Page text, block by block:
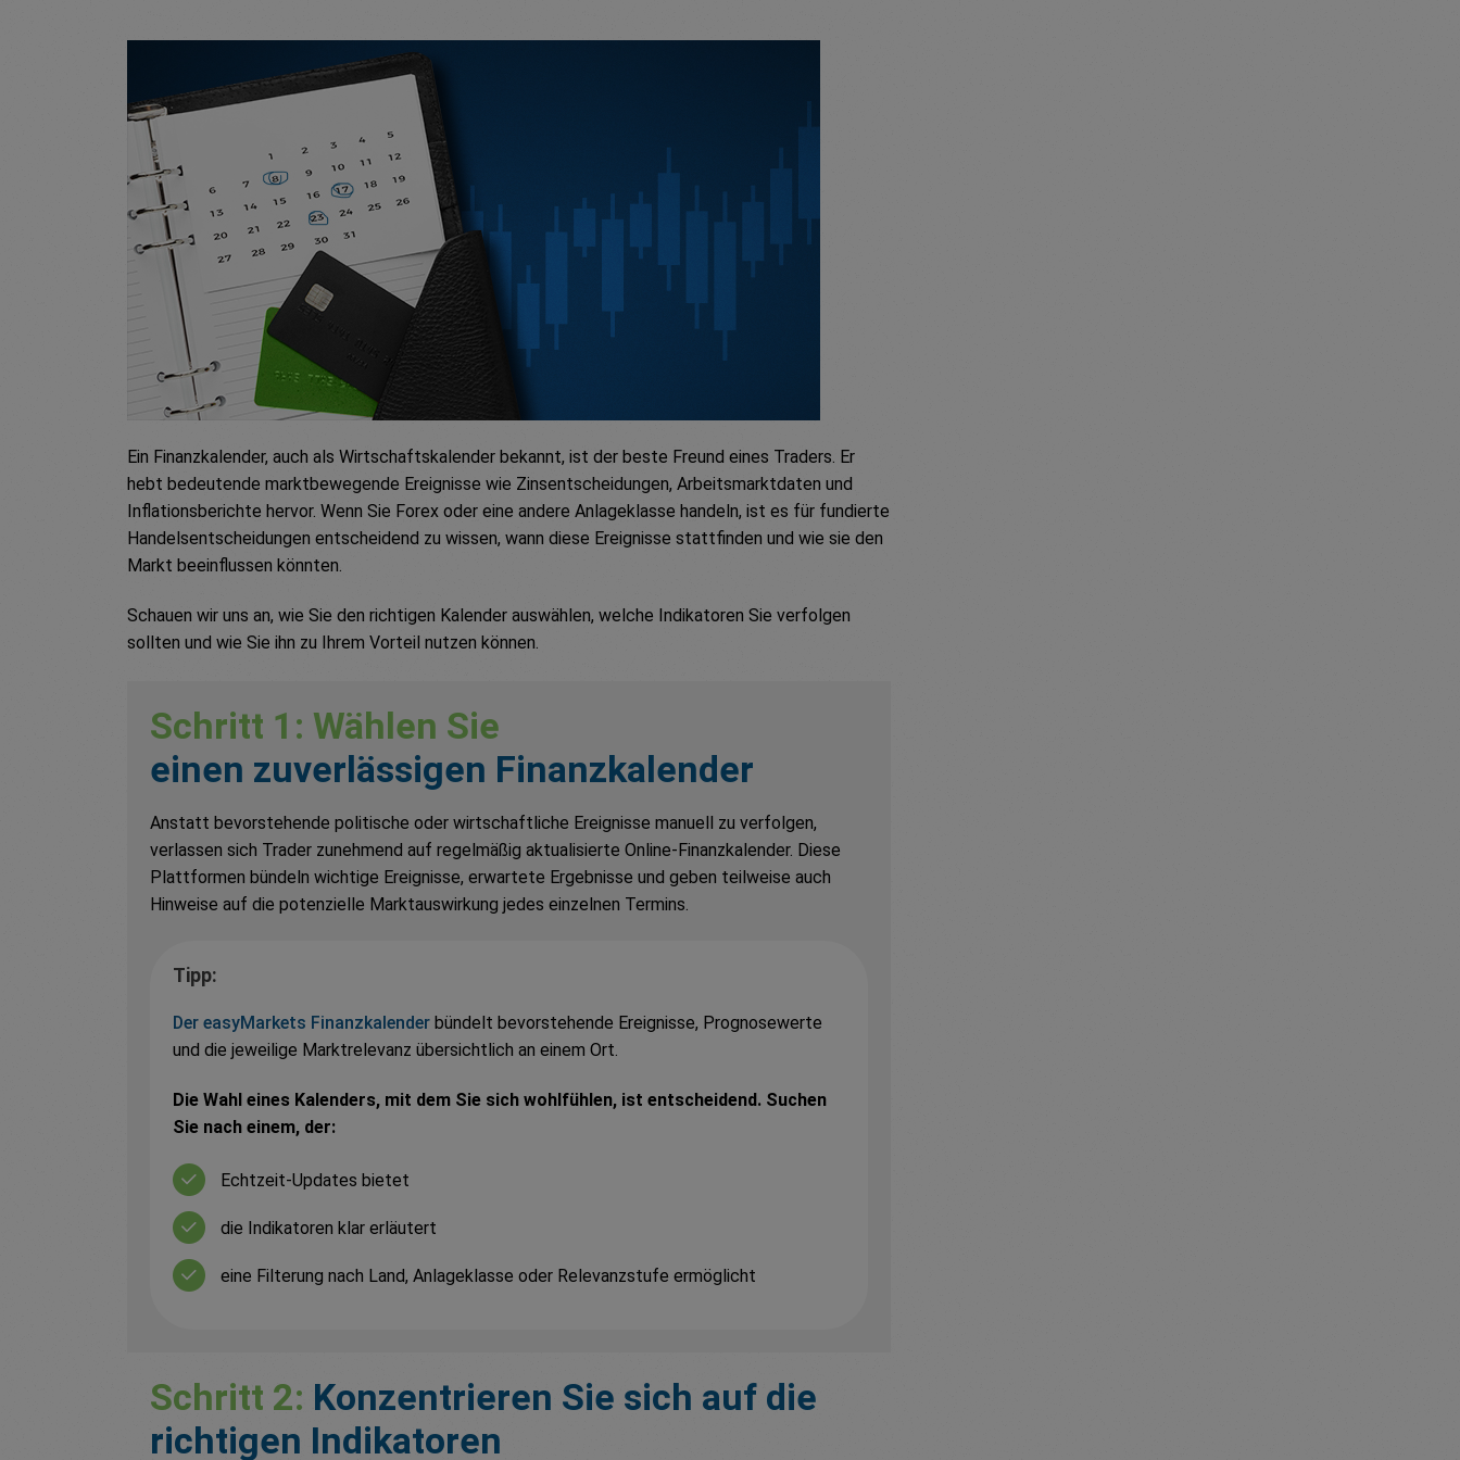
Ein Finanzkalender, auch als Wirtschaftskalender bekannt, ist der beste Freund eines Traders. Er
hebt bedeutende marktbewegende Ereignisse wie Zinsentscheidungen, Arbeitsmarktdaten und
Inflationsberichte hervor. Wenn Sie Forex oder eine andere Anlageklasse handeln, ist es für fundierte
Handelsentscheidungen entscheidend zu wissen, wann diese Ereignisse stattfinden und wie sie den
Markt beeinflussen könnten.
Schauen wir uns an, wie Sie den richtigen Kalender auswählen, welche Indikatoren Sie verfolgen
sollten und wie Sie ihn zu Ihrem Vorteil nutzen können.
Schritt 1: Wählen Sie
einen zuverlässigen Finanzkalender
Anstatt bevorstehende politische oder wirtschaftliche Ereignisse manuell zu verfolgen,
verlassen sich Trader zunehmend auf regelmäßig aktualisierte Online-Finanzkalender. Diese
Plattformen bündeln wichtige Ereignisse, erwartete Ergebnisse und geben teilweise auch
Hinweise auf die potenzielle Marktauswirkung jedes einzelnen Termins.
Tipp:
Der easyMarkets Finanzkalender bündelt bevorstehende Ereignisse, Prognosewerte
und die jeweilige Marktrelevanz übersichtlich an einem Ort.
Die Wahl eines Kalenders, mit dem Sie sich wohlfühlen, ist entscheidend. Suchen
Sie nach einem, der:
Echtzeit-Updates bietet
die Indikatoren klar erläutert
eine Filterung nach Land, Anlageklasse oder Relevanzstufe ermöglicht
Schritt 2: Konzentrieren Sie sich auf die
richtigen Indikatoren